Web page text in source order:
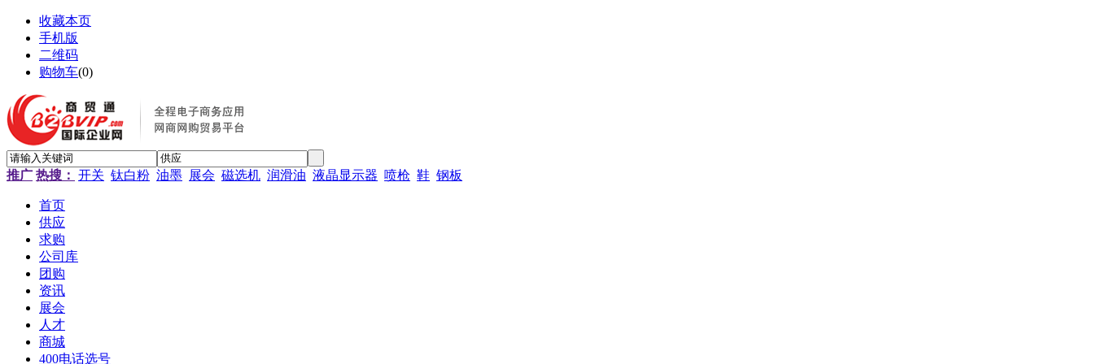
收藏本页
手机版
二维码
购物车(0)
推广 热搜： 开关 钛白粉 油墨 展会 磁选机 润滑油 液晶显示器 喷枪 鞋 钢板
首页
供应
求购
公司库
团购
资讯
展会
人才
商城
400电话选号